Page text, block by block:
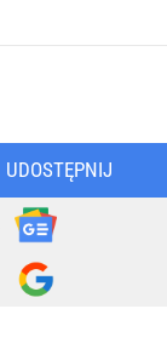
UDOSTĘPNIJ